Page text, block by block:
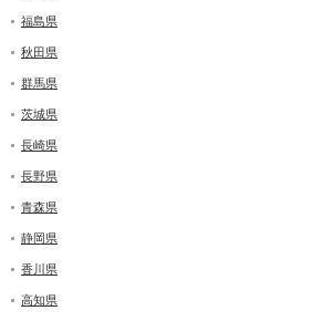
福島県
秋田県
群馬県
茨城県
長崎県
長野県
青森県
静岡県
香川県
高知県